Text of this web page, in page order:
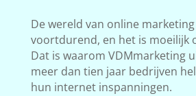
De wereld van online
voortdurend, en het is moeilijk
Dat is waarom VDMmarketing
meer dan tien jaar bedrijven
hun internet inspanningen.